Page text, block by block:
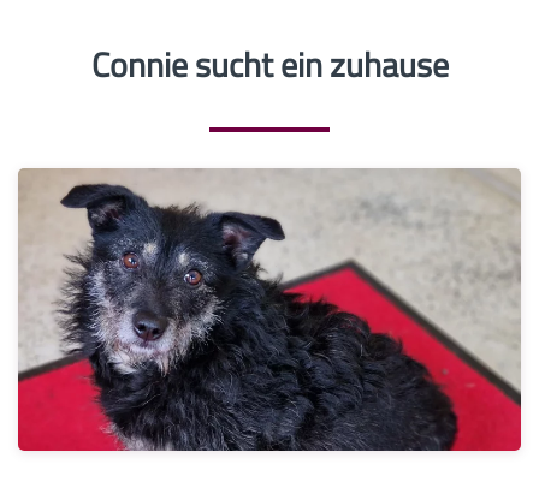
Connie sucht ein zuhause